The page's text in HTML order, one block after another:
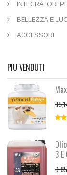
INTEGRATORI
BELLEZZA E
ACCESSORI
PIU VENDUTI
3 E
€